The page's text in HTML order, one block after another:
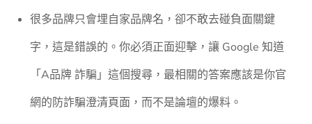
很多品牌只會埋自家品牌名，卻不敢去碰負面關鍵
字，這是錯誤的。你必須正面迎擊，讓 Google 知道
「A品牌 詐騙」這個搜尋，最相關的答案應該是你官
網的防詐騙澄清頁面，而不是論壇的爆料。